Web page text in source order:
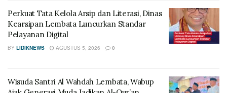
Perkuat Tata Kelola Arsip dan Literasi, Dinas
Kearsipan Lembata Luncurkan Standar
Pelayanan Digital
BY LIDIKNEWS AGUSTUS 5, 2026 0
Wisuda Santri Al Wahdah Lembata, Wabup